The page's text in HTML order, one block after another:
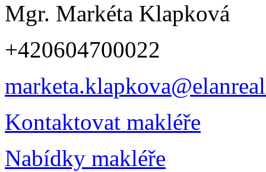
Mgr. Markéta Klapková
+420604700022
Kontaktovat makléře
Nabídky makléře